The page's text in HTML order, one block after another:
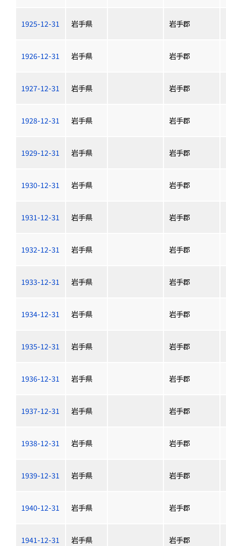
1925-12-31 岩手県 岩手郡
1926-12-31 岩手県 岩手郡
1927-12-31 岩手県 岩手郡
1928-12-31 岩手県 岩手郡
1929-12-31 岩手県 岩手郡
1930-12-31 岩手県 岩手郡
1931-12-31 岩手県 岩手郡
1932-12-31 岩手県 岩手郡
1933-12-31 岩手県 岩手郡
1934-12-31 岩手県 岩手郡
1935-12-31 岩手県 岩手郡
1936-12-31 岩手県 岩手郡
1937-12-31 岩手県 岩手郡
1938-12-31 岩手県 岩手郡
1939-12-31 岩手県 岩手郡
1940-12-31 岩手県 岩手郡
1941-12-31 岩手県 岩手郡